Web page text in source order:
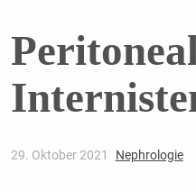
29. Oktober 2021 Nephrologie